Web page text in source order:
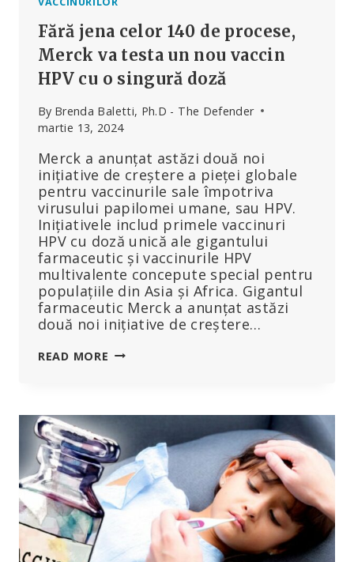
Fără jena celor 140 de procese,
Merck va testa un nou vaccin
HPV cu o singură doză
By Brenda Baletti, Ph.D - The Defender
martie 13, 2024
Merck a anunțat astăzi două noi
inițiative de creștere a pieței globale
pentru vaccinurile sale împotriva
virusului papilomei umane, sau HPV.
Inițiativele includ primele vaccinuri
HPV cu doză unică ale gigantului
farmaceutic și vaccinurile HPV
multivalente concepute special pentru
populațiile din Asia și Africa. Gigantul
farmaceutic Merck a anunțat astăzi
două noi inițiative de creștere…
READ MORE FĂRĂ
PROCESE,
MERCK
VA
TESTA
UN
HPV